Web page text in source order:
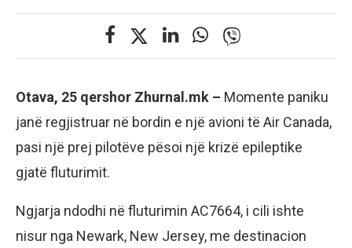
Otava, 25 qershor Zhurnal.mk – Momente paniku
janë regjistruar në bordin e një avioni të Air Canada,
pasi një prej pilotëve pësoi një krizë epileptike
gjatë fluturimit.
Ngjarja ndodhi në fluturimin AC7664, i cili ishte
nisur nga Newark, New Jersey, me destinacion